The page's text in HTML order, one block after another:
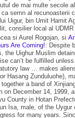
de mai multe secole
semn al recunoasterii
Uigur, bin Umit Hamit
consilier local al
si Aurel Rogojan, si
Are Coming!: Despite
Uighur Muslim
can’t be fulfilled
law … makes
Hasang Zunduluohe),
a band of
December 14, 1999,
County in Hotan
Isa, male, of the
for many years.